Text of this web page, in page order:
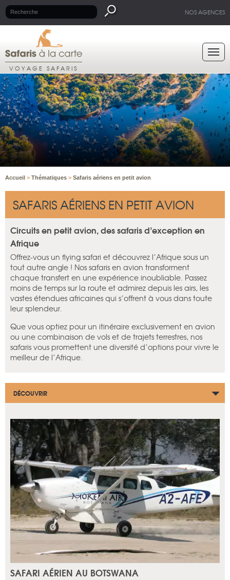
NOS AGENCES
VOYAGE SAFARIS
Accueil > Thématiques > Safaris aériens en petit avion
SAFARIS AÉRIENS EN PETIT AVION
Circuits en petit avion, des safaris d’exception en
Afrique
Offrez-vous un flying safari et découvrez l’Afrique sous un
tout autre angle ! Nos safaris en avion transforment
chaque transfert en une expérience inoubliable. Passez
moins de temps sur la route et admirez depuis les airs, les
vastes étendues africaines qui s’offrent à vous dans toute
leur splendeur.
Que vous optiez pour un itinéraire exclusivement en avion
ou une combinaison de vols et de trajets terrestres, nos
safaris vous promettent une diversité d’options pour vivre le
meilleur de l’Afrique.
DÉCOUVRIR
SAFARI AÉRIEN AU BOTSWANA